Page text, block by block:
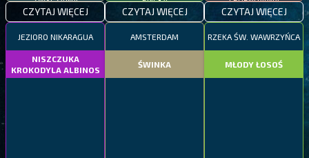
CZYTAJ WIĘCEJ CZYTAJ WIĘCEJ CZYTAJ WIĘCEJ
JEZIORO NIKARAGUA
NISZCZUKA
KROKODYLA ALBINOS
AMSTERDAM
ŚWINKA
RZEKA ŚW. WAWRZYŃCA
MŁODY ŁOSOŚ